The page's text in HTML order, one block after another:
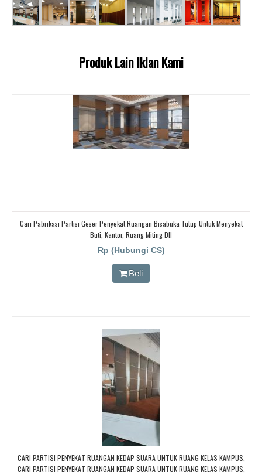
Produk LainIklan Kami
Cari Pabrikasi Partisi Geser Penyekat Ruangan Bisabuka Tutup Untuk Menyekat
Buti, Kantor, Ruang Miting Dll
Rp (Hubungi CS)
Beli
CARI PARTISI PENYEKAT RUANGAN KEDAP SUARA UNTUK RUANG KELAS KAMPUS,
CARI PARTISI PENYEKAT RUANGAN KEDAP SUARA UNTUK RUANG KELAS KAMPUS,